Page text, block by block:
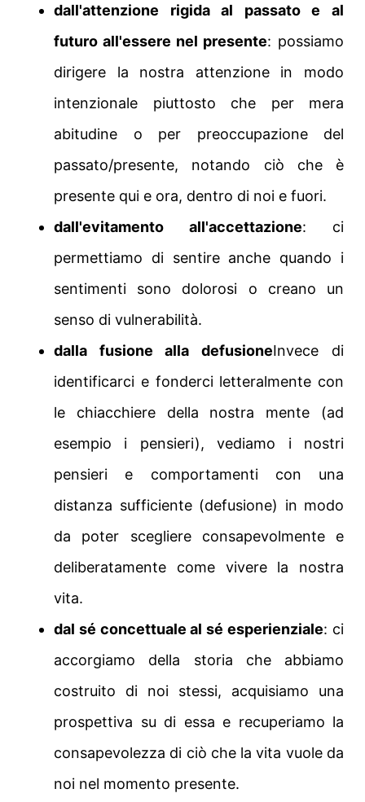
dall'attenzione rigida al passato e al
futuro all'essere nel presente: possiamo
dirigere la nostra attenzione in modo
intenzionale piuttosto che per mera
abitudine o per preoccupazione del
passato/presente, notando ciò che è
presente qui e ora, dentro di noi e fuori.
dall'evitamento all'accettazione: ci
permettiamo di sentire anche quando i
sentimenti sono dolorosi o creano un
senso di vulnerabilità.
dalla fusione alla defusioneInvece di
identificarci e fonderci letteralmente con
le chiacchiere della nostra mente (ad
esempio i pensieri), vediamo i nostri
pensieri e comportamenti con una
distanza sufficiente (defusione) in modo
da poter scegliere consapevolmente e
deliberatamente come vivere la nostra
vita.
dal sé concettuale al sé esperienziale: ci
accorgiamo della storia che abbiamo
costruito di noi stessi, acquisiamo una
prospettiva su di essa e recuperiamo la
consapevolezza di ciò che la vita vuole da
noi nel momento presente.